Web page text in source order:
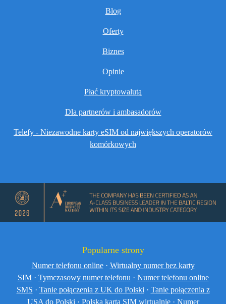
Blog
Oferty
Biznes
Opinie
Płać kryptowalutą
Dla partnerów i ambasadorów
Telefy - Niezawodne karty eSIM od największych operatorów
komórkowych
Popularne strony
Numer telefonu online · Wirtualny numer bez karty
SIM · Tymczasowy numer telefonu · Numer telefonu online
SMS · Tanie połączenia z UK do Polski · Tanie połączenia z
USA do Polski · Polska karta SIM wirtualnie · Numer